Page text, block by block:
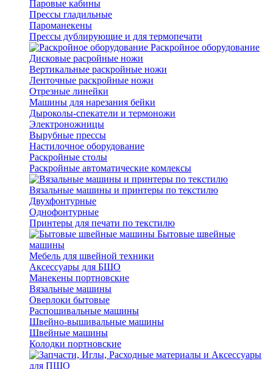
Паровые кабины
Прессы гладильные
Пароманекены
Прессы дублирующие и для термопечати
Раскройное оборудование
Дисковые расройные ножи
Вертикальные раскройные ножи
Ленточные раскройные ножи
Отрезные линейки
Машины для нарезания бейки
Дыроколы-спекатели и термоножи
Электроножницы
Вырубные прессы
Настилочное оборудование
Раскройные столы
Раскройные автоматические комлексы
Вязальные машины и принтеры по текстилю
Двухфонтурные
Однофонтурные
Принтеры для печати по текстилю
Бытовые швейные
машины
Мебель для швейной техники
Аксессуары для БШО
Манекены портновские
Вязальные машины
Оверлоки бытовые
Распошивальные машины
Швейно-вышивальные машины
Швейные машины
Колодки портновские